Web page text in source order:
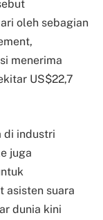
oleh sebagian
menerima
US$22,7
di industri
juga
asisten suara
dunia kini